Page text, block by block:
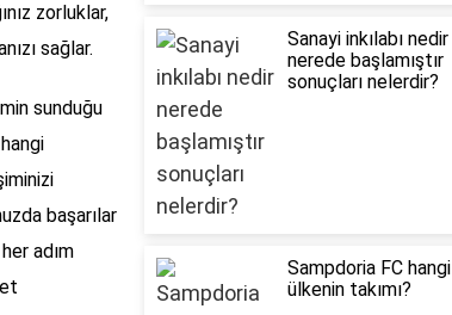
zorluklar,
sağlar.
sunduğu
başarılar
adım
Sanayi inkılabı nedir
nerede başlamıştır
sonuçları nelerdir?
Sampdoria FC hangi
ülkenin takımı?